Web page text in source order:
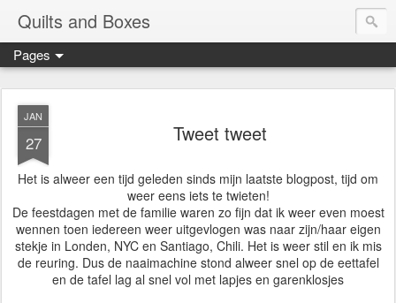
Quilts and Boxes
Pages
JAN
27 Tweet tweet
Het is alweer een tijd geleden sinds mijn laatste blogpost, tijd om
weer eens iets te twieten!
De feestdagen met de familie waren zo fijn dat ik weer even moest
wennen toen iedereen weer uitgevlogen was naar zijn/haar eigen
stekje in Londen, NYC en Santiago, Chili. Het is weer stil en ik mis
de reuring. Dus de naaimachine stond alweer snel op de eettafel
en de tafel lag al snel vol met lapjes en garenklosjes